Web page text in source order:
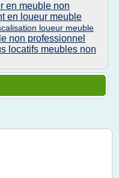
en meuble non
en loueur meuble
loueur meuble
non professionnel
locatifs meubles non